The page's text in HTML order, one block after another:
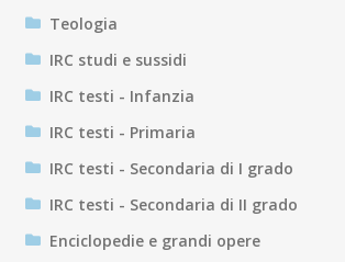
Teologia
IRC studi e sussidi
IRC testi - Infanzia
IRC testi - Primaria
IRC testi - Secondaria di I grado
IRC testi - Secondaria di II grado
Enciclopedie e grandi opere